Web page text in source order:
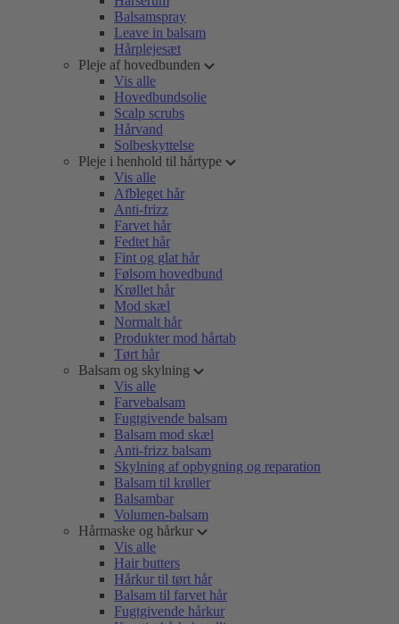
Balsamspray
Leave in balsam
Hårplejesæt
Pleje af hovedbunden
Vis alle
Hovedbundsolie
Scalp scrubs
Hårvand
Solbeskyttelse
Pleje i henhold til hårtype
Vis alle
Afbleget hår
Anti-frizz
Farvet hår
Fedtet hår
Fint og glat hår
Følsom hovedbund
Krøllet hår
Mod skæl
Normalt hår
Produkter mod hårtab
Tørt hår
Balsam og skylning
Vis alle
Farvebalsam
Fugtgivende balsam
Balsam mod skæl
Anti-frizz balsam
Skylning af opbygning og reparation
Balsam til krøller
Balsambar
Volumen-balsam
Hårmaske og hårkur
Vis alle
Hair butters
Hårkur til tørt hår
Balsam til farvet hår
Fugtgivende hårkur